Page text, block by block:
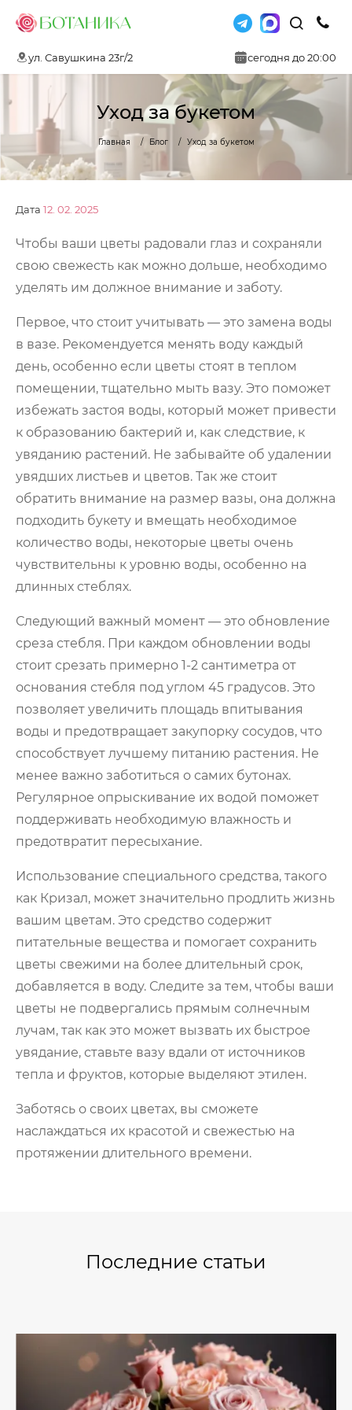
ул. Савушкина 23г/2 сегодня до 20:00
Уход за букетом
Главная Блог Уход за букетом
Дата 12. 02. 2025
Чтобы ваши цветы радовали глаз и сохраняли
свою свежесть как можно дольше, необходимо
уделять им должное внимание и заботу.
Первое, что стоит учитывать — это замена воды
в вазе. Рекомендуется менять воду каждый
день, особенно если цветы стоят в теплом
помещении, тщательно мыть вазу. Это поможет
избежать застоя воды, который может привести
к образованию бактерий и, как следствие, к
увяданию растений. Не забывайте об удалении
увядших листьев и цветов. Так же стоит
обратить внимание на размер вазы, она должна
подходить букету и вмещать необходимое
количество воды, некоторые цветы очень
чувствительны к уровню воды, особенно на
длинных стеблях.
Следующий важный момент — это обновление
среза стебля. При каждом обновлении воды
стоит срезать примерно 1-2 сантиметра от
основания стебля под углом 45 градусов. Это
позволяет увеличить площадь впитывания
воды и предотвращает закупорку сосудов, что
способствует лучшему питанию растения. Не
менее важно заботиться о самих бутонах.
Регулярное опрыскивание их водой поможет
поддерживать необходимую влажность и
предотвратит пересыхание.
Использование специального средства, такого
как Кризал, может значительно продлить жизнь
вашим цветам. Это средство содержит
питательные вещества и помогает сохранить
цветы свежими на более длительный срок,
добавляется в воду. Следите за тем, чтобы ваши
цветы не подвергались прямым солнечным
лучам, так как это может вызвать их быстрое
увядание, ставьте вазу вдали от источников
тепла и фруктов, которые выделяют этилен.
Заботясь о своих цветах, вы сможете
наслаждаться их красотой и свежестью на
протяжении длительного времени.
Последние статьи